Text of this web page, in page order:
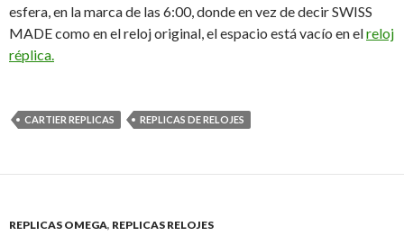
esfera, en la marca de las 6:00, donde en vez de decir SWISS
MADE como en el reloj original, el espacio está vacío en elreloj
réplica.
CARTIER REPLICAS REPLICAS DE RELOJES
REPLICAS OMEGA, REPLICAS RELOJES